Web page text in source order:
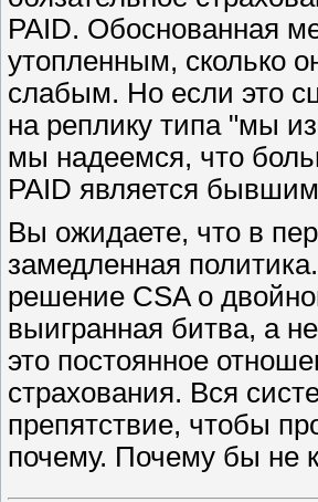
PAID. Обоснованная
утопленным, сколько
слабым. Но если это
на реплику типа "мы
мы надеемся, что
PAID является
Вы ожидаете, что в
замедленная
решение CSA о
выигранная битва, а
это постоянное
страхования. Вся
препятствие, чтобы
почему. Почему бы не